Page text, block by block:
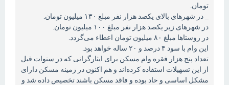
تومان.
_ در شهرهای بالای یکصد هزار نفر مبلغ ۱۳۰ میلیون تومان.
در شهرهای زیر یکصد هزار نفر مبلغ ۱۰۰ میلیون تومان.
در روستاها مبلغ ۸۰ میلیون تومان اعطاء می‌گردد.
این وام با سود ۴ درصد و ۲۰ ساله خواهد بود.
تعداد پنج هزار فقره وام مسکن برای ایثارگرانی که در سنوات قبل
از این تسهیلات استفاده کرده‌اند و هم اکنون در زمینه مسکن دارای
مشکل اساسی و حاد بوده و فاقد مسکن باشند تخصیص داده شد و